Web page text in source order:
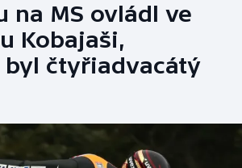
na MS ovládl ve
Kobajaši,
byl čtyřiadvacátý